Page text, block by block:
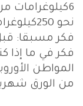
6كيلوغرامات
نحو 250كيلوغراما في 40 سنة.
فكر مسبقا:
فكر في ما إذا
من الورق